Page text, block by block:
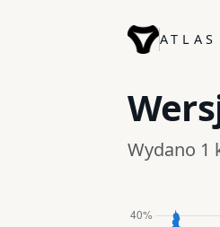
ATLAS
Wydano 1